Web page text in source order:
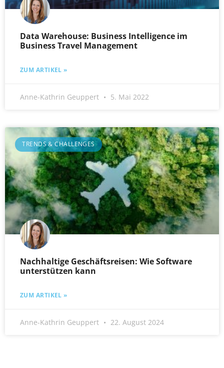
Data Warehouse: Business Intelligence im
Business Travel Management
ZUM ARTIKEL »
Anne-Kathrin Geuppert 5. Mai 2022
TRENDS & CHALLENGES
Nachhaltige Geschäftsreisen: Wie Software
unterstützen kann
ZUM ARTIKEL »
Anne-Kathrin Geuppert 22. August 2024